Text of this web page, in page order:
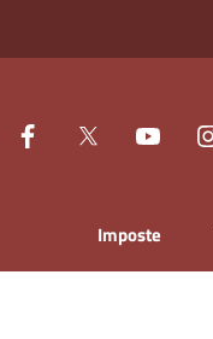
Imposte